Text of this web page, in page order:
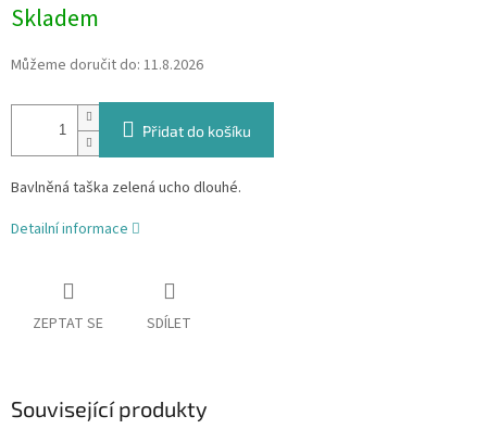
cena:
Skladem
Můžeme doručit do: 11.8.2026
Přidat do košíku
Bavlněná taška zelená ucho dlouhé.
Detailní informace
ZEPTAT SE SDÍLET
Související produkty